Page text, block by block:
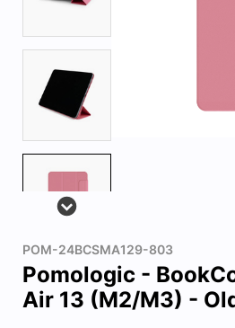
POM-24BCSMA129-803
Pomologic -
Air 13 (M2/M3) -